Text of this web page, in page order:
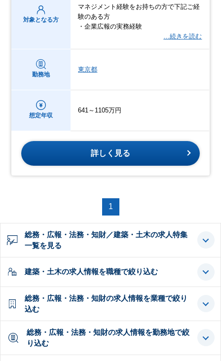
対象となる方
マネジメント経験をお持ちの方で下記ご経
験のある方
・企業広報の実務経験
…続きを読む
勤務地
東京都
想定年収
641～1105万円
詳しく見る
1
総務・広報・法務・知財／建築・土木の求人特集
一覧を見る
建築・土木の求人情報を職種で絞り込む
総務・広報・法務・知財の求人情報を業種で絞り
込む
総務・広報・法務・知財の求人情報を勤務地で絞
り込む